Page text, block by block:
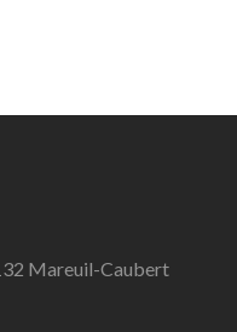
Mareuil-Caubert